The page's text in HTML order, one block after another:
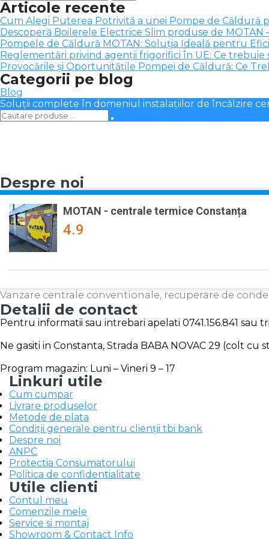
după:
Articole recente
Cum Alegi Puterea Potrivită a unei Pompe de Căldură
Descoperă Boilerele Electrice Slim produse de MOTAN
Pompele de Căldură MOTAN: Soluția Ideală pentru
Reglementări privind agenții frigorifici în UE: Ce trebuie
Provocările și Oportunitățile Pompei de Căldură: Ce
Categorii pe blog
Blog
Soluții complete în domeniul instalațiilor de încălzire
Despre noi
MOTAN - centrale termice Constanța
4.9
Vanzare centrale conventionale, recuperare de
Detalii de contact
Pentru informatii sau intrebari apelati 0741.156.841 sau
Ne gasiti in Constanta, Strada BABA NOVAC 29 (colt cu
Program magazin: Luni – Vineri 9 – 17
Linkuri utile
Cum cumpar
Livrare produselor
Metode de plata
Condiții generale pentru clienții tbi bank
Despre noi
ANPC
Protectia Consumatorului
Politica de confidentialitate
Utile clienti
Contul meu
Comenzile mele
Service si montaj
Showroom & Contact Info